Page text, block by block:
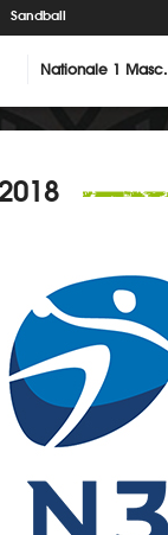
Sandball
Nationale 1 Masc.